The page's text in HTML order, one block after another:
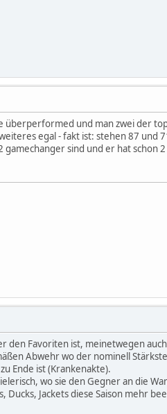
überperformed und man zwei der
egal - fakt ist: stehen 87
gamechanger sind und er hat schon
den Favoriten ist, meinetwegen
Abwehr wo der nominell
Ende ist (Krankenakte).
wo sie den Gegner an die
Ducks, Jackets diese Saison mehr